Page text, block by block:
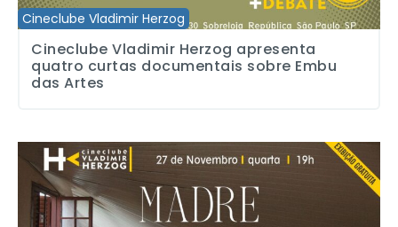
Cineclube Vladimir Herzog
Cineclube Vladimir Herzog apresenta
quatro curtas documentais sobre Embu
das Artes
Documentário sobre Irmã Maurina será exibido no Cineclube